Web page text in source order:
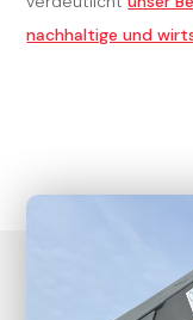
nachhaltige und